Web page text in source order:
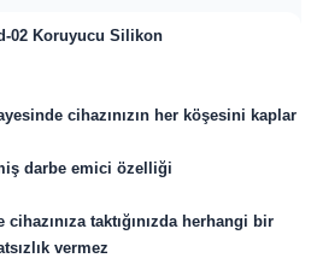
02 Koruyucu Silikon
cihazınızın her köşesini kaplar
darbe emici özelliği
cihazınıza taktığınızda herhangi bir
vermez